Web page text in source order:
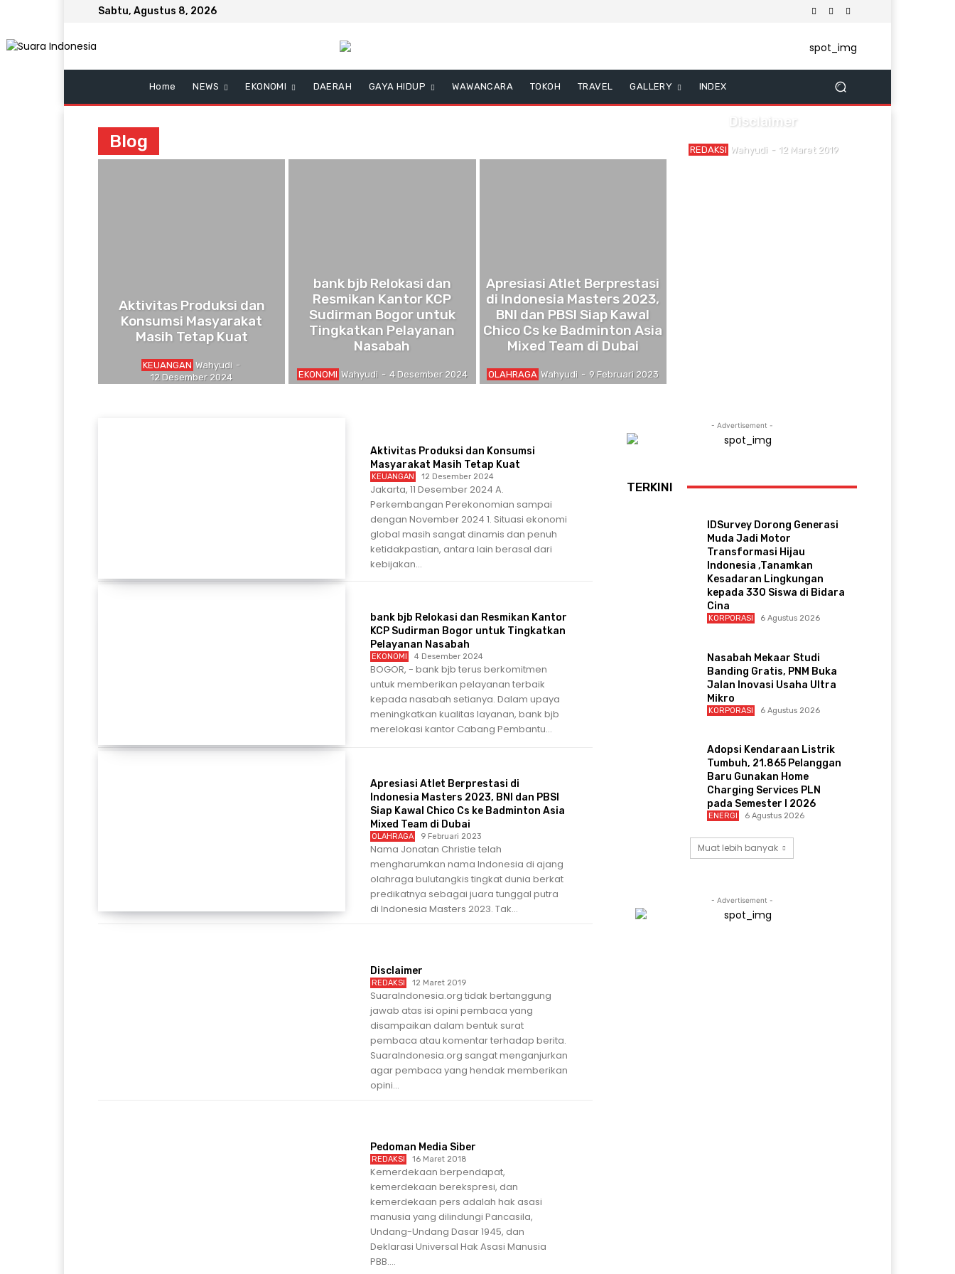
Sabtu, Agustus 8, 2026
Home NEWS EKONOMI DAERAH GAYA HIDUP WAWANCARA TOKOH TRAVEL GALLERY INDEX
Blog
Aktivitas Produksi dan
Konsumsi Masyarakat
Masih Tetap Kuat
KEUANGAN Wahyudi -
12 Desember 2024
bank bjb Relokasi dan
Resmikan Kantor KCP
Sudirman Bogor untuk
Tingkatkan Pelayanan
Nasabah
EKONOMI Wahyudi - 4 Desember 2024
Apresiasi Atlet Berprestasi
di Indonesia Masters 2023,
BNI dan PBSI Siap Kawal
Chico Cs ke Badminton Asia
Mixed Team di Dubai
OLAHRAGA Wahyudi - 9 Februari 2023
Disclaimer
REDAKSI Wahyudi - 12 Maret 2019
Aktivitas Produksi dan Konsumsi
Masyarakat Masih Tetap Kuat
KEUANGAN 12 Desember 2024
Jakarta, 11 Desember 2024 A.
Perkembangan Perekonomian sampai
dengan November 2024 1. Situasi ekonomi
global masih sangat dinamis dan penuh
ketidakpastian, antara lain berasal dari
kebijakan...
bank bjb Relokasi dan Resmikan Kantor
KCP Sudirman Bogor untuk Tingkatkan
Pelayanan Nasabah
EKONOMI 4 Desember 2024
BOGOR, - bank bjb terus berkomitmen
untuk memberikan pelayanan terbaik
kepada nasabah setianya. Dalam upaya
meningkatkan kualitas layanan, bank bjb
merelokasi kantor Cabang Pembantu...
Apresiasi Atlet Berprestasi di
Indonesia Masters 2023, BNI dan PBSI
Siap Kawal Chico Cs ke Badminton Asia
Mixed Team di Dubai
OLAHRAGA 9 Februari 2023
Nama Jonatan Christie telah
mengharumkan nama Indonesia di ajang
olahraga bulutangkis tingkat dunia berkat
predikatnya sebagai juara tunggal putra
di Indonesia Masters 2023. Tak...
Disclaimer
REDAKSI 12 Maret 2019
SuaraIndonesia.org tidak bertanggung
jawab atas isi opini pembaca yang
disampaikan dalam bentuk surat
pembaca atau komentar terhadap berita.
SuaraIndonesia.org sangat menganjurkan
agar pembaca yang hendak memberikan
opini...
Pedoman Media Siber
REDAKSI 16 Maret 2018
Kemerdekaan berpendapat,
kemerdekaan berekspresi, dan
kemerdekaan pers adalah hak asasi
manusia yang dilindungi Pancasila,
Undang-Undang Dasar 1945, dan
Deklarasi Universal Hak Asasi Manusia
PBB....
- Advertisement -
TERKINI
IDSurvey Dorong Generasi
Muda Jadi Motor
Transformasi Hijau
Indonesia ,Tanamkan
Kesadaran Lingkungan
kepada 330 Siswa di Bidara
Cina
KORPORASI 6 Agustus 2026
Nasabah Mekaar Studi
Banding Gratis, PNM Buka
Jalan Inovasi Usaha Ultra
Mikro
KORPORASI 6 Agustus 2026
Adopsi Kendaraan Listrik
Tumbuh, 21.865 Pelanggan
Baru Gunakan Home
Charging Services PLN
pada Semester I 2026
ENERGI 6 Agustus 2026
Muat lebih banyak
- Advertisement -